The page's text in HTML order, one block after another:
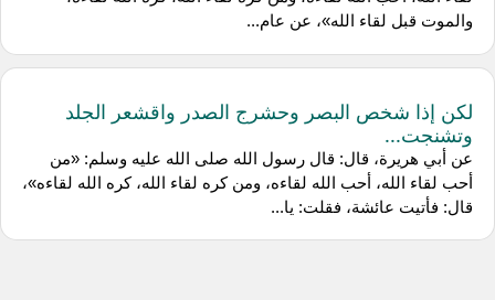
والموت قبل لقاء الله»، عن عام...
لكن إذا شخص البصر وحشرج الصدر واقشعر الجلد
وتشنجت...
عن أبي هريرة، قال: قال رسول الله صلى الله عليه وسلم: «من
أحب لقاء الله، أحب الله لقاءه، ومن كره لقاء الله، كره الله لقاءه»،
قال: فأتيت عائشة، فقلت: يا...